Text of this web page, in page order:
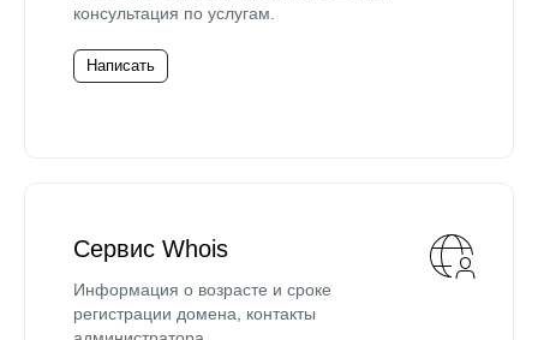
консультация по услугам.
Написать
Сервис Whois
Информация о возрасте и сроке
регистрации домена, контакты